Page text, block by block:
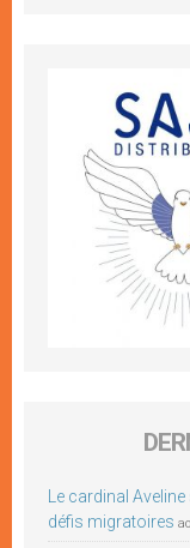
Le cardinal
défis migratoires